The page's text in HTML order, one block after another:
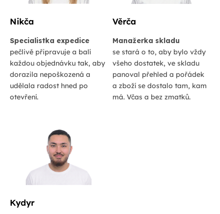
Nikča
Specialistka expedice
pečlivě připravuje a balí
každou objednávku tak, aby
dorazila nepoškozená a
udělala radost hned po
otevření.
Věrča
Manažerka skladu
se stará o to, aby bylo vždy
všeho dostatek, ve skladu
panoval přehled a pořádek
a zboží se dostalo tam, kam
má. Včas a bez zmatků.
Kydyr